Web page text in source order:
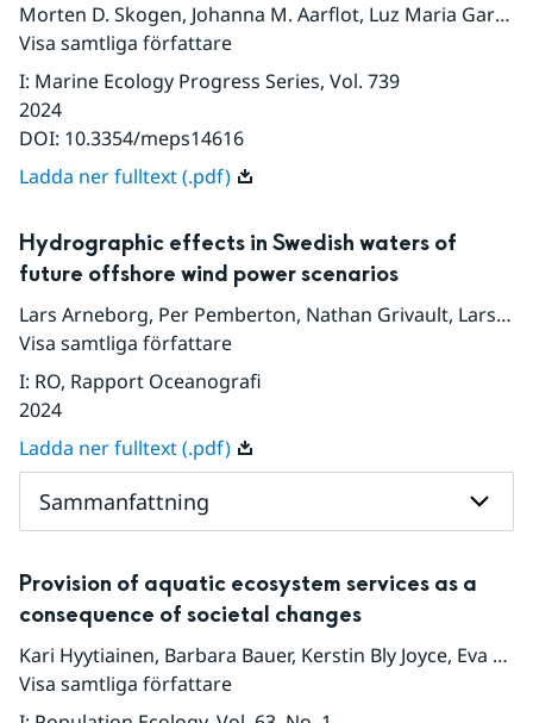
Morten D. Skogen, Johanna M. Aarflot, Luz Maria Garcia-Garcia
Visa samtliga författare
I: Marine Ecology Progress Series, Vol. 739
2024
DOI: 10.3354/meps14616
Ladda ner fulltext (.pdf)
Hydrographic effects in Swedish waters of
future offshore wind power scenarios
Lars Arneborg, Per Pemberton, Nathan Grivault, Lars Axell
Visa samtliga författare
I: RO, Rapport Oceanografi
2024
Ladda ner fulltext (.pdf)
Sammanfattning
Provision of aquatic ecosystem services as a
consequence of societal changes
Kari Hyytiainen, Barbara Bauer, Kerstin Bly Joyce, Eva Ehrnsten
Visa samtliga författare